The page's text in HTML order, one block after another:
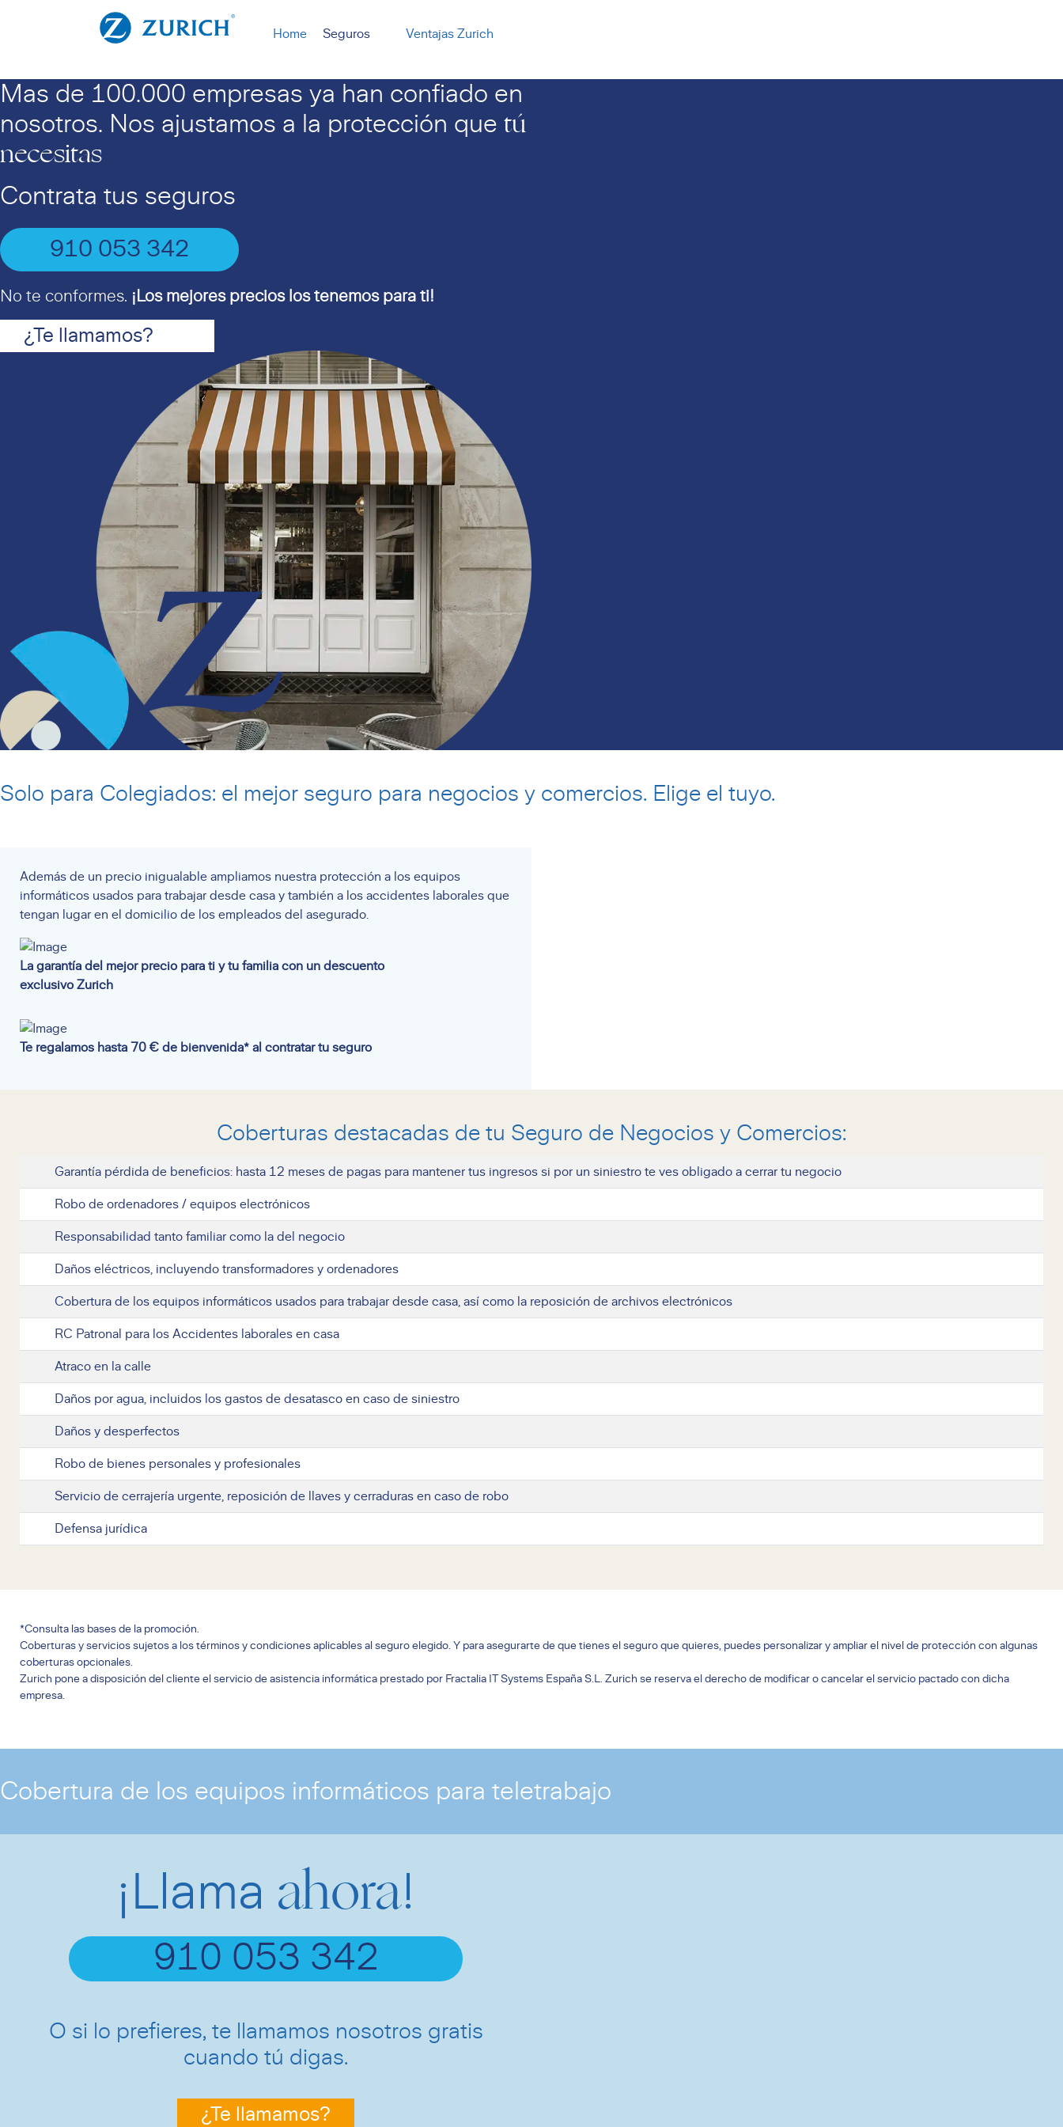
Home Seguros Ventajas Zurich
Mas de 100.000 empresas ya han confiado en
nosotros. Nos ajustamos a la protección que tú
necesitas
Contrata tus seguros
910 053 342
No te conformes. ¡Los mejores precios los tenemos para ti!
¿Te llamamos?
Solo para Colegiados: el mejor seguro para negocios y comercios. Elige el tuyo.
Además de un precio inigualable ampliamos nuestra protección a los equipos
informáticos usados para trabajar desde casa y también a los accidentes laborales que
tengan lugar en el domicilio de los empleados del asegurado.
La garantía del mejor precio para ti y tu familia con un descuento
exclusivo Zurich
Te regalamos hasta 70 € de bienvenida* al contratar tu seguro
Coberturas destacadas de tu Seguro de Negocios y Comercios:
Garantía pérdida de beneficios: hasta 12 meses de pagas para mantener tus ingresos si por un siniestro te ves obligado a cerrar tu negocio
Robo de ordenadores / equipos electrónicos
Responsabilidad tanto familiar como la del negocio
Daños eléctricos, incluyendo transformadores y ordenadores
Cobertura de los equipos informáticos usados para trabajar desde casa, así como la reposición de archivos electrónicos
RC Patronal para los Accidentes laborales en casa
Atraco en la calle
Daños por agua, incluidos los gastos de desatasco en caso de siniestro
Daños y desperfectos
Robo de bienes personales y profesionales
Servicio de cerrajería urgente, reposición de llaves y cerraduras en caso de robo
Defensa jurídica
*Consulta las bases de la promoción.
Coberturas y servicios sujetos a los términos y condiciones aplicables al seguro elegido. Y para asegurarte de que tienes el seguro que quieres, puedes personalizar y ampliar el nivel de protección con algunas
coberturas opcionales.
Zurich pone a disposición del cliente el servicio de asistencia informática prestado por Fractalia IT Systems España S.L. Zurich se reserva el derecho de modificar o cancelar el servicio pactado con dicha
empresa.
Cobertura de los equipos informáticos para teletrabajo
¡Llama ahora!
910 053 342
O si lo prefieres, te llamamos nosotros gratis
cuando tú digas.
¿Te llamamos?